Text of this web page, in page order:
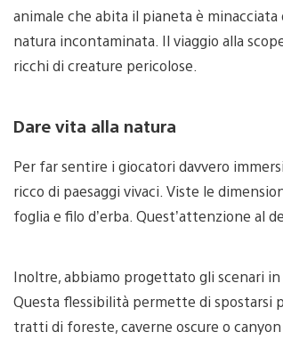
animale che abita il pianeta è
natura incontaminata. Il viaggio alla
ricchi di creature pericolose.
Dare vita alla natura
Per far sentire i giocatori davvero
ricco di paesaggi vivaci. Viste le
foglia e filo d’erba. Quest’attenzione al
Inoltre, abbiamo progettato gli scenari in
Questa flessibilità permette di spostarsi
tratti di foreste, caverne oscure o